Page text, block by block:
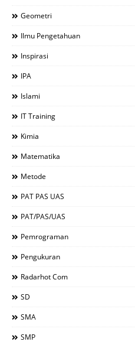
Geometri
Ilmu Pengetahuan
Inspirasi
IPA
Islami
IT Training
Kimia
Matematika
Metode
PAT PAS UAS
PAT/PAS/UAS
Pemrograman
Pengukuran
Radarhot Com
SD
SMA
SMP